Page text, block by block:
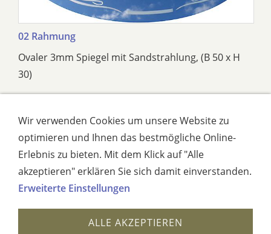
02 Rahmung
Ovaler 3mm Spiegel mit Sandstrahlung, (B 50 x H
30)
Wir verwenden Cookies um unsere Website zu
optimieren und Ihnen das bestmögliche Online-
Erlebnis zu bieten. Mit dem Klick auf "Alle
akzeptieren" erklären Sie sich damit einverstanden.
Erweiterte Einstellungen
ALLE AKZEPTIEREN